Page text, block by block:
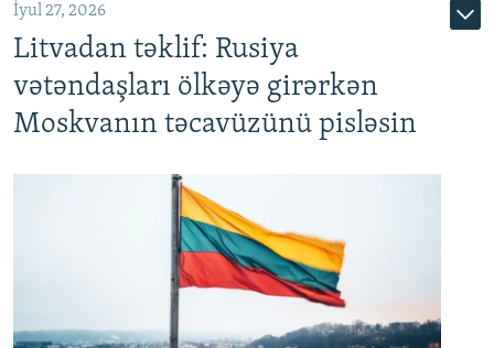
İyul 27, 2026
Litvadan təklif: Rusiya
vətəndaşları ölkəyə girərkən
Moskvanın təcavüzünü pisləsin